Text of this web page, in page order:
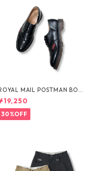
MAIL POSTMAN BOO
by Dr.MARTENS
30%OFF